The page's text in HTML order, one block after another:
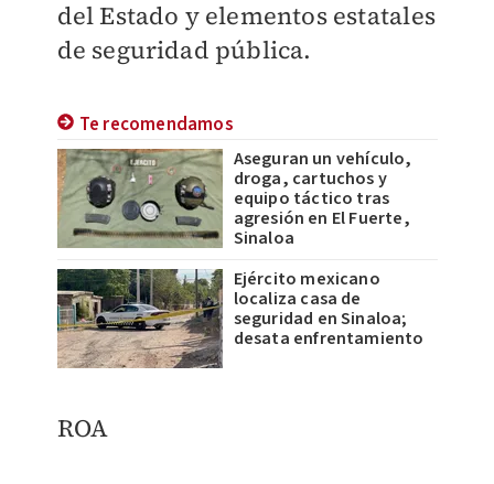
del Estado y elementos estatales
de seguridad pública.
Te recomendamos
Aseguran un vehículo,
droga, cartuchos y
equipo táctico tras
agresión en El Fuerte,
Sinaloa
Ejército mexicano
localiza casa de
seguridad en Sinaloa;
desata enfrentamiento
ROA